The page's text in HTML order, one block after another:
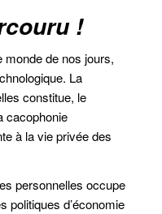
!
monde de nos jours,
La
constitue, le
cacophonie
à la vie privée des
personnelles occupe
politiques d’économie